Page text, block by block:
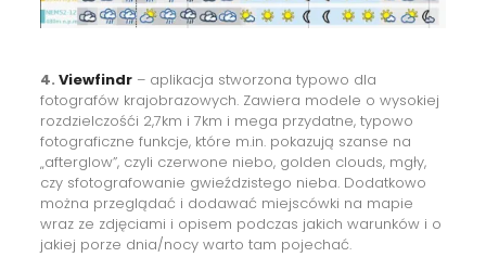
4. Viewfindr– aplikacja stworzona typowo dla
fotografów krajobrazowych. Zawiera modele ⁠o wysokiej
rozdzielczośći 2,7km i 7km i mega przydatne, typowo
fotograficzne funkcje, które m.in. pokazują szanse na
„afterglow”, czyli czerwone niebo, golden clouds, mgły,
czy sfotografowanie gwieździstego nieba. Dodatkowo
można przeglądać i dodawać miejscówki na mapie
wraz ze zdjęciami i opisem podczas jakich warunków i o
jakiej porze dnia/nocy warto tam pojechać.